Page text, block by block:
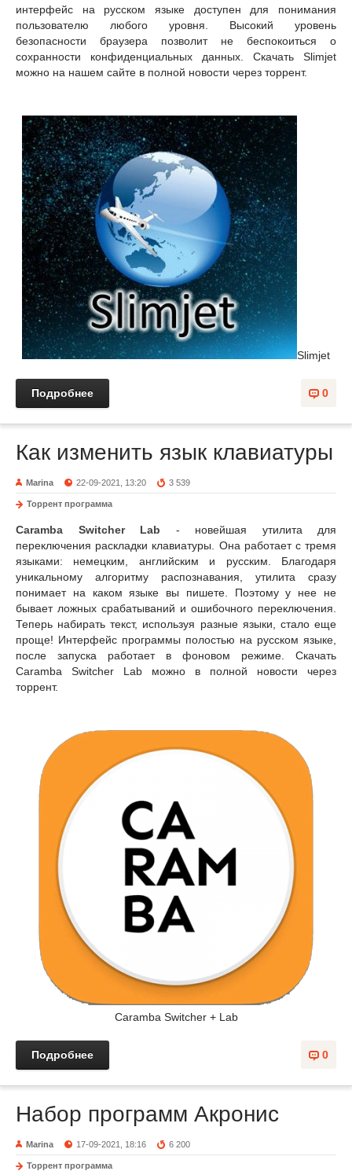
интерфейс на русском языке доступен для понимания
пользователю любого уровня. Высокий уровень
безопасности браузера позволит не беспокоиться о
сохранности конфиденциальных данных. Скачать Slimjet
можно на нашем сайте в полной новости через торрент.
Slimjet
0
Подробнее
Как изменить язык клавиатуры
Marina 22-09-2021, 13:20 3 539
Торрент программа
Caramba Switcher Lab
- новейшая утилита для
переключения раскладки клавиатуры. Она работает с тремя
языками: немецким, английским и русским. Благодаря
уникальному алгоритму распознавания, утилита сразу
понимает на каком языке вы пишете. Поэтому у нее не
бывает ложных срабатываний и ошибочного переключения.
Теперь набирать текст, используя разные языки, стало еще
проще! Интерфейс программы полостью на русском языке,
после запуска работает в фоновом режиме. Скачать
Caramba Switcher Lab можно в полной новости через
торрент.
Caramba Switcher + Lab
0
Подробнее
Набор программ Акронис
Marina 17-09-2021, 18:16 6 200
Торрент программа